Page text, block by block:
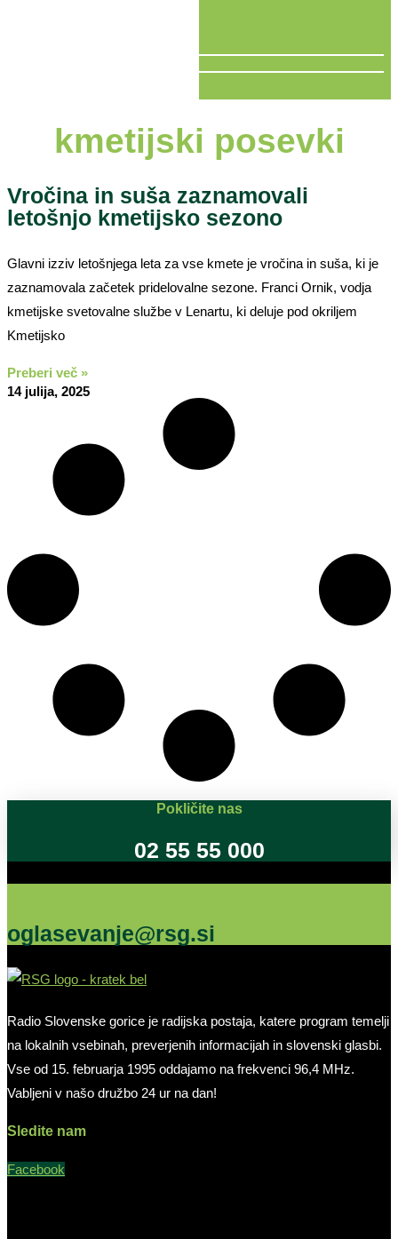
kmetijski posevki
Vročina in suša zaznamovali
letošnjo kmetijsko sezono
Glavni izziv letošnjega leta za vse kmete je vročina in suša, ki je
zaznamovala začetek pridelovalne sezone. Franci Ornik, vodja
kmetijske svetovalne službe v Lenartu, ki deluje pod okriljem
Kmetijsko
Preberi več »
14 julija, 2025
Pokličite nas
02 55 55 000
oglasevanje@rsg.si
Radio Slovenske gorice je radijska postaja, katere program temelji
na lokalnih vsebinah, preverjenih informacijah in slovenski glasbi.
Vse od 15. februarja 1995 oddajamo na frekvenci 96,4 MHz.
Vabljeni v našo družbo 24 ur na dan!
Sledite nam
Facebook